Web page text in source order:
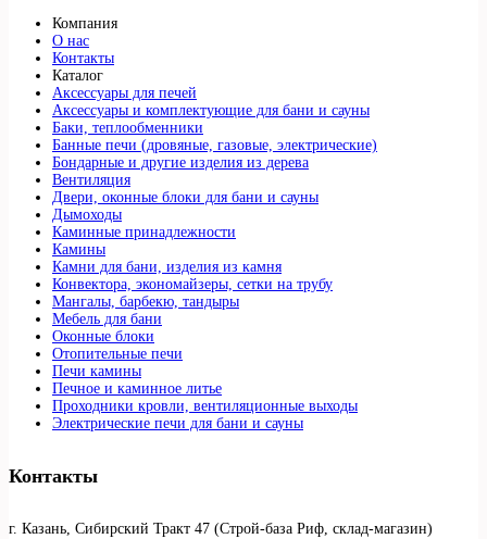
Компания
О нас
Контакты
Каталог
Аксессуары для печей
Аксессуары и комплектующие для бани и сауны
Баки, теплообменники
Банные печи (дровяные, газовые, электрические)
Бондарные и другие изделия из дерева
Вентиляция
Двери, оконные блоки для бани и сауны
Дымоходы
Каминные принадлежности
Камины
Камни для бани, изделия из камня
Конвектора, экономайзеры, сетки на трубу
Мангалы, барбекю, тандыры
Мебель для бани
Оконные блоки
Отопительные печи
Печи камины
Печное и каминное литье
Проходники кровли, вeнтиляционные выходы
Электрические печи для бани и сауны
Контакты
г. Казань, Сибирский Тракт 47 (Строй-база Риф, склад-магазин)